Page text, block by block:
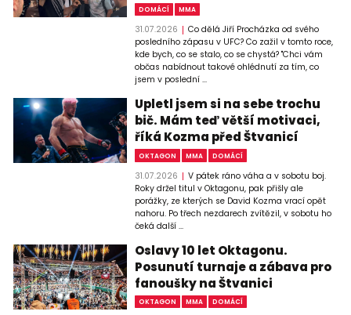
DOMÁCÍ MMA
31.07.2026
Co dělá Jiří Procházka od svého
posledního zápasu v UFC? Co zažil v tomto roce,
kde bych, co se stalo, co se chystá? "Chci vám
občas nabídnout takové ohlédnutí za tím, co
jsem v poslední ...
Upletl jsem si na sebe trochu
bič. Mám teď větší motivaci,
říká Kozma před Štvanicí
OKTAGON MMA DOMÁCÍ
31.07.2026
V pátek ráno váha a v sobotu boj.
Roky držel titul v Oktagonu, pak přišly ale
porážky, ze kterých se David Kozma vrací opět
nahoru. Po třech nezdarech zvítězil, v sobotu ho
čeká další ...
Oslavy 10 let Oktagonu.
Posunutí turnaje a zábava pro
fanoušky na Štvanici
OKTAGON MMA DOMÁCÍ